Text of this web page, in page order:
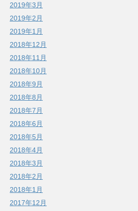
2019年3月
2019年2月
2019年1月
2018年12月
2018年11月
2018年10月
2018年9月
2018年8月
2018年7月
2018年6月
2018年5月
2018年4月
2018年3月
2018年2月
2018年1月
2017年12月